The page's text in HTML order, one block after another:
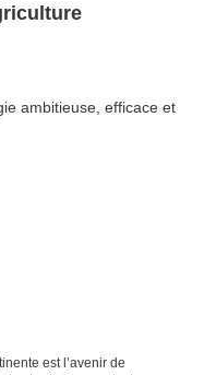
est l’avenir de